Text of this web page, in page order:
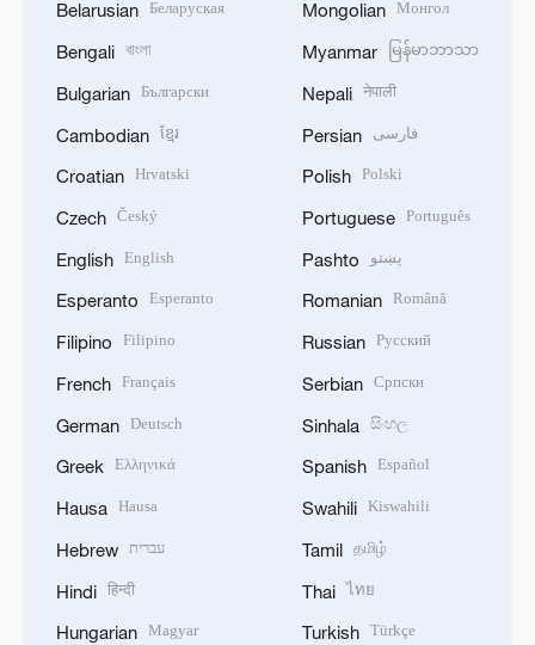
Belarusian Беларуская
Bengali বাংলা
Bulgarian Български
Cambodian ខ្មែរ
Croatian Hrvatski
Czech Český
English English
Esperanto Esperanto
Filipino Filipino
French Français
German Deutsch
Greek Ελληνικά
Hausa Hausa
Hebrew עברית
Hindi हिन्दी
Hungarian Magyar
Mongolian Монгол
Myanmar မြန်မာဘာသာ
Nepali नेपाली
Persian فارسی
Polish Polski
Portuguese Português
Pashto پښتو
Romanian Română
Russian Русский
Serbian Српски
Sinhala සිංහල
Spanish Español
Swahili Kiswahili
Tamil தமிழ்
Thai ไทย
Turkish Türkçe